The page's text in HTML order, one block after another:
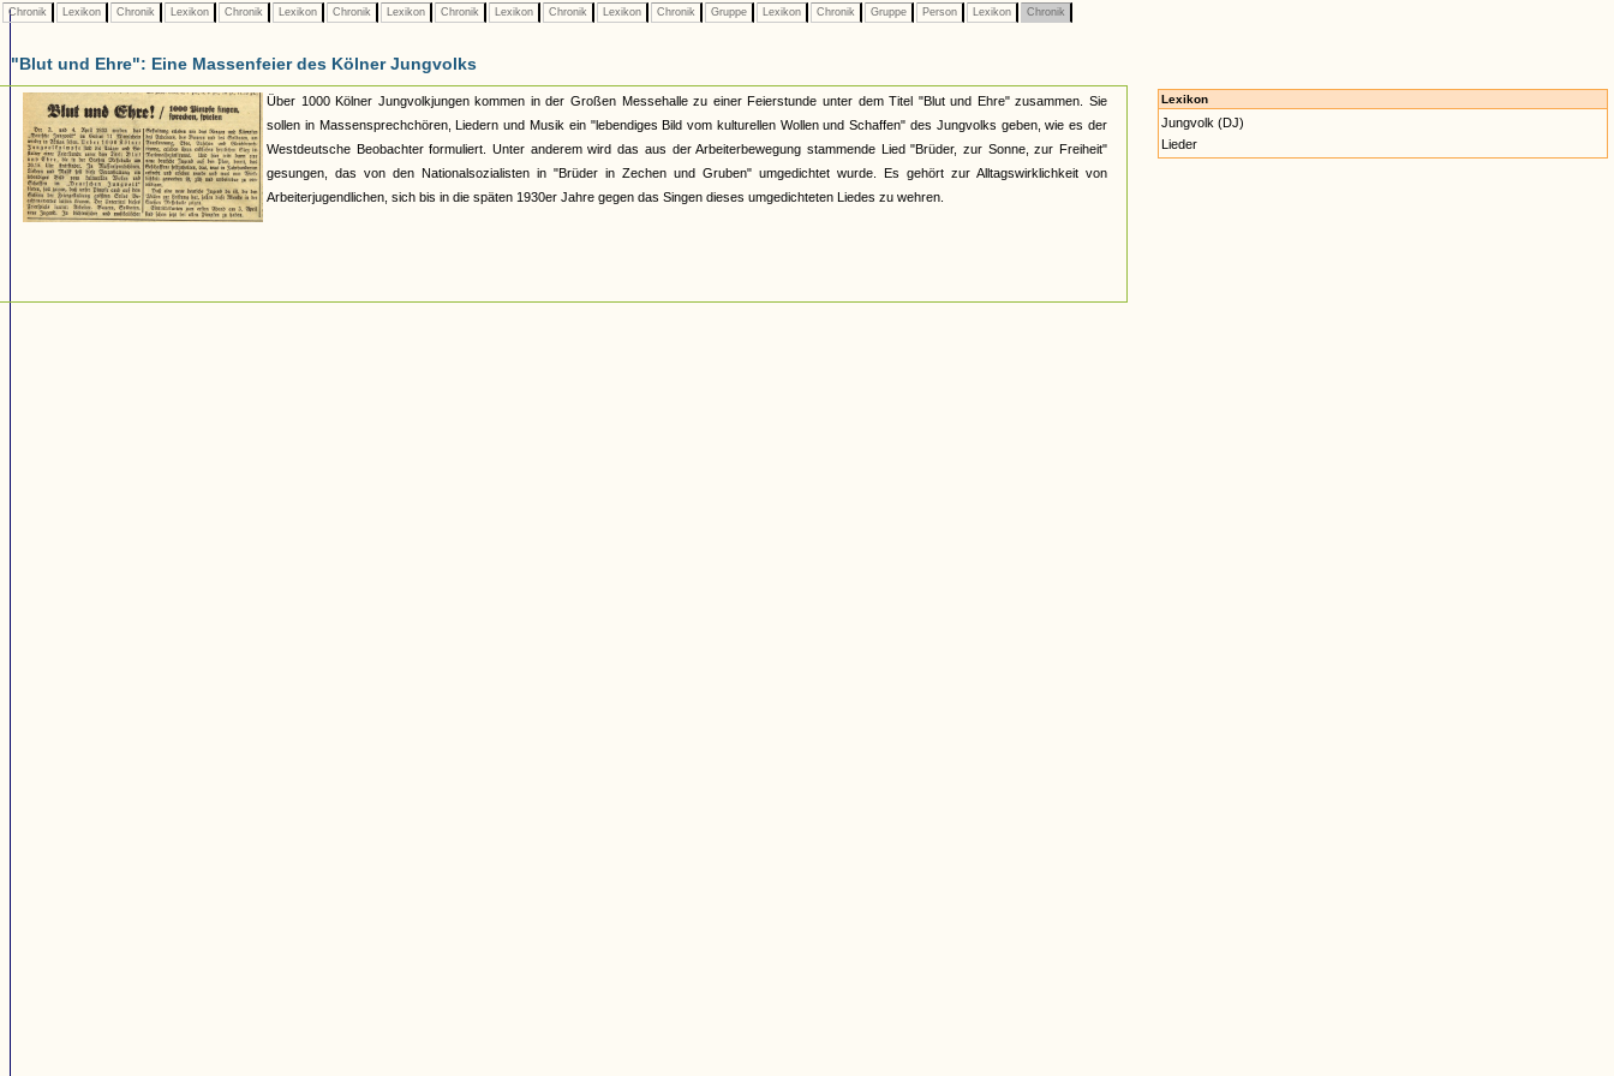
Chronik Lexikon Chronik Lexikon Chronik Lexikon Chronik Lexikon Chronik Lexikon Chronik Lexikon Chronik Gruppe Lexikon Chronik Gruppe Person Lexikon Chronik
"Blut und Ehre": Eine Massenfeier des Kölner Jungvolks
Über 1000 Kölner Jungvolkjungen kommen in der Großen Messehalle zu einer Feierstunde unter dem Titel "Blut und Ehre" zusammen. Sie
sollen in Massensprechchören, Liedern und Musik ein "lebendiges Bild vom kulturellen Wollen und Schaffen" des Jungvolks geben, wie es der
Westdeutsche Beobachter formuliert. Unter anderem wird das aus der Arbeiterbewegung stammende Lied "Brüder, zur Sonne, zur Freiheit"
gesungen, das von den Nationalsozialisten in "Brüder in Zechen und Gruben" umgedichtet wurde. Es gehört zur Alltagswirklichkeit von
Arbeiterjugendlichen, sich bis in die späten 1930er Jahre gegen das Singen dieses umgedichteten Liedes zu wehren.
Lexikon
Jungvolk (DJ)
Lieder